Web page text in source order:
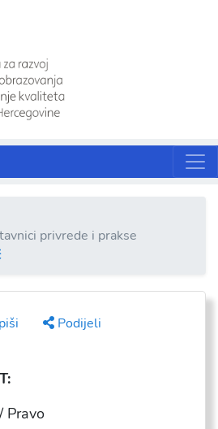
privrede i prakse
Podijeli
Pravo